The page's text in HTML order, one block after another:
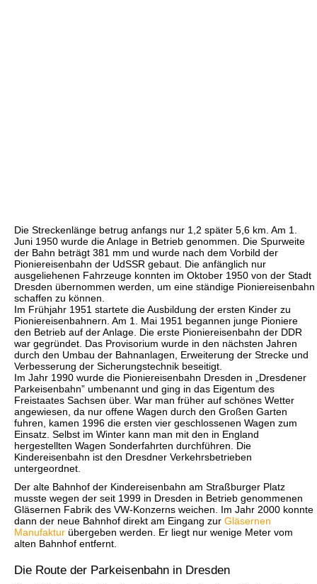
Die Streckenlänge betrug anfangs nur 1,2 später 5,6 km. Am 1.
Juni 1950 wurde die Anlage in Betrieb genommen. Die Spurweite
der Bahn beträgt 381 mm und wurde nach dem Vorbild der
Pioniereisenbahn der UdSSR gebaut. Die anfänglich nur
ausgeliehenen Fahrzeuge konnten im Oktober 1950 von der Stadt
Dresden übernommen werden, um eine ständige Pioniereisenbahn
schaffen zu können.
Im Frühjahr 1951 startete die Ausbildung der ersten Kinder zu
Pioniereisenbahnern. Am 1. Mai 1951 begannen junge Pioniere
den Betrieb auf der Anlage. Die erste Pioniereisenbahn der DDR
war gegründet. Das Provisorium wurde in den nächsten Jahren
durch den Umbau der Bahnanlagen, Erweiterung der Strecke und
Verbesserung der Sicherungstechnik beseitigt.
Im Jahr 1990 wurde die Pioniereisenbahn Dresden in „Dresdener
Parkeisenbahn” umbenannt und ging in das Eigentum des
Freistaates Sachsen über. War man früher auf schönes Wetter
angewiesen, da nur offene Wagen durch den Großen Garten
fuhren, kamen 1996 die ersten vier geschlossenen Wagen zum
Einsatz. Selbst im Winter kann man mit den in England
hergestellten Wagen Sonderfahrten durchführen. Die
Kindereisenbahn ist den Dresdner Verkehrsbetrieben
untergeordnet.
Der alte Bahnhof der Kindereisenbahn am Straßburger Platz
musste wegen der seit 1999 in Dresden in Betrieb genommenen
Gläsernen Fabrik des VW-Konzerns weichen. Im Jahr 2000 konnte
dann der neue Bahnhof direkt am Eingang zur Gläsernen
Manufaktur übergeben werden. Er liegt nur wenige Meter vom
alten Bahnhof entfernt.
Die Route der Parkeisenbahn in Dresden